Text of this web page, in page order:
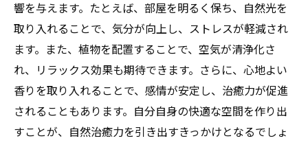
響を与えます。たとえば、部屋を明るく保ち、自然光を
取り入れることで、気分が向上し、ストレスが軽減され
ます。また、植物を配置することで、空気が清浄化さ
れ、リラックス効果も期待できます。さらに、心地よい
香りを取り入れることで、感情が安定し、治癒力が促進
されることもあります。自分自身の快適な空間を作り出
すことが、自然治癒力を引き出すきっかけとなるでしょ